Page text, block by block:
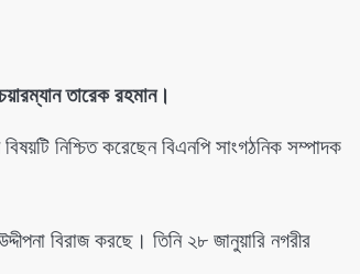
তারেক রহমান।
নিশ্চিত করেছেন বিএনপি সাংগঠনিক সম্পাদক
বিরাজ করছে। তিনি ২৮ জানুয়ারি নগরীর